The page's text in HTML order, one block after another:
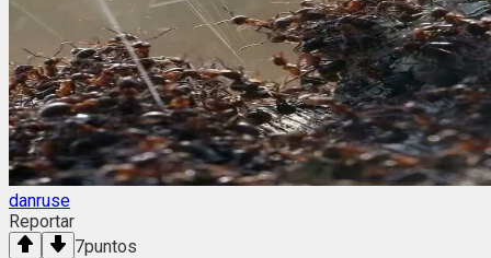
danruse
Reportar
7puntos